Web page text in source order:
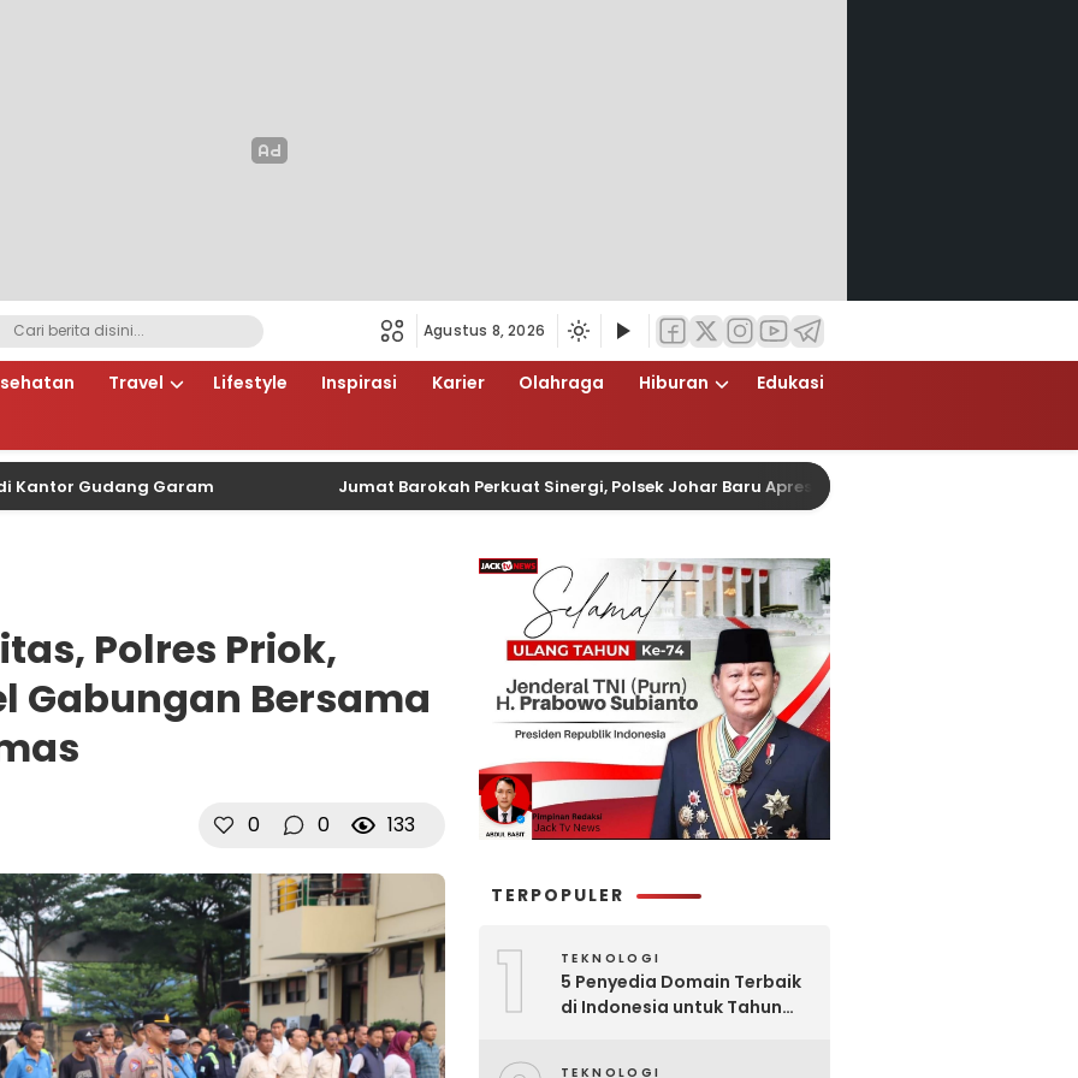
Agustus 8, 2026
Travel Lifestyle Inspirasi Karier Olahraga Hiburan
Edukasi
Gudang Garam Jumat Barokah Perkuat Sinergi, Polsek Johar Baru Apresiasi Sabuk Kamtibmas dengan
Polres Priok,
Gabungan Bersama
0 0 133
TERPOPULER
1 TEKNOLOGI
5 Penyedia Domain Terbaik
di Indonesia untuk Tahun
TEKNOLOGI